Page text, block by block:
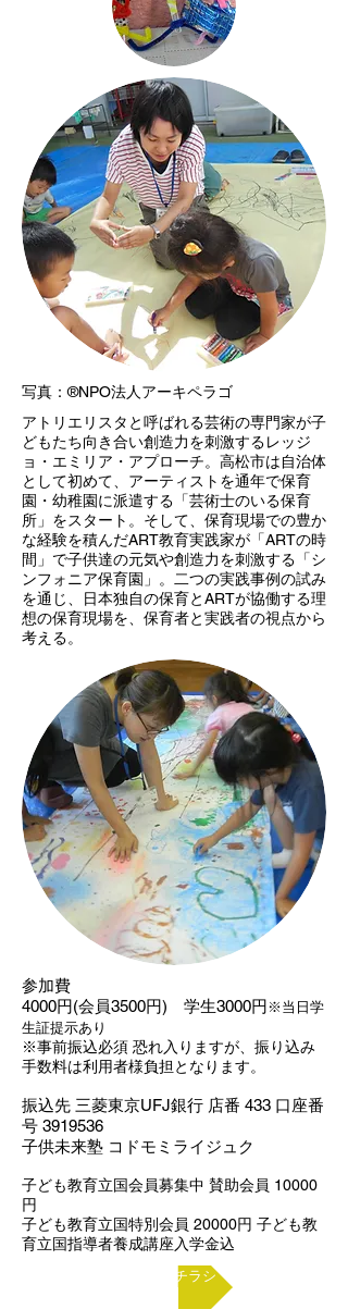
写真：®NPO法人アーキペラゴ
アトリエリスタと呼ばれる芸術の専門家が子
どもたち向き合い創造力を刺激するレッジ
ョ・エミリア・アプローチ。高松市は自治体
として初めて、アーティストを通年で保育
園・幼稚園に派遣する「芸術士のいる保育
所」をスタート。そして、保育現場での豊か
な経験を積んだART教育実践家が「ARTの時
間」で子供達の元気や創造力を刺激する「シ
ンフォニア保育園」。二つの実践事例の試み
を通じ、日本独自の保育とARTが協働する理
想の保育現場を、保育者と実践者の視点から
考える。
参加費
4000円(会員3500円) 学生3000円 ※当日学
生証提示あり
※事前振込必須 恐れ入りますが、振り込み
手数料は利用者様負担となります。
振込先 三菱東京UFJ銀行 店番 433 口座番
号 3919536
子供未来塾 コドモミライジュク
子ども教育立国会員募集中 賛助会員 10000
円
子ども教育立国特別会員 20000円 子ども教
育立国指導者養成講座入学金込
ＰＤＦチラシ